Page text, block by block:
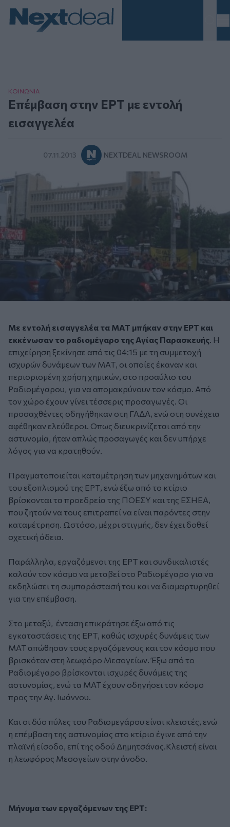
ΚΟΙΝΩΝΙΑ
Επέμβαση στην ΕΡΤ με εντολή
εισαγγελέα
07.11.2013 NEXTDEAL NEWSROOM
Με εντολή εισαγγελέα τα ΜΑΤ μπήκαν στην ΕΡΤ και
εκκένωσαν το ραδιομέγαρο της Αγίας Παρασκευής. Η
επιχείρηση ξεκίνησε από τις 04:15 με τη συμμετοχή
ισχυρών δυνάμεων των ΜΑΤ, οι οποίες έκαναν και
περιορισμένη χρήση χημικών, στο προαύλιο του
Ραδιομέγαρου, για να απομακρύνουν τον κόσμο. Από
τον χώρο έχουν γίνει τέσσερις προσαγωγές. Οι
προσαχθέντες οδηγήθηκαν στη ΓΑΔΑ, ενώ στη συνέχεια
αφέθηκαν ελεύθεροι. Οπως διευκρινίζεται από την
αστυνομία, ήταν απλώς προσαγωγές και δεν υπήρχε
λόγος για να κρατηθούν.
Πραγματοποιείται καταμέτρηση των μηχανημάτων και
του εξοπλισμού της ΕΡΤ, ενώ έξω από το κτίριο
βρίσκονται τα προεδρεία της ΠΟΕΣΥ και της ΕΣΗΕΑ,
που ζητούν να τους επιτραπεί να είναι παρόντες στην
καταμέτρηση. Ωστόσο, μέχρι στιγμής, δεν έχει δοθεί
σχετική άδεια.
Παράλληλα, εργαζόμενοι της ΕΡΤ και συνδικαλιστές
καλούν τον κόσμο να μεταβεί στο Ραδιομέγαρο για να
εκδηλώσει τη συμπαράστασή του και να διαμαρτυρηθεί
για την επέμβαση.
Στο μεταξύ, ένταση επικράτησε έξω από τις
εγκαταστάσεις της ΕΡΤ, καθώς ισχυρές δυνάμεις των
ΜΑΤ απώθησαν τους εργαζόμενους και τον κόσμο που
βρισκόταν στη λεωφόρο Μεσογείων. Έξω από το
Ραδιομέγαρο βρίσκονται ισχυρές δυνάμεις της
αστυνομίας, ενώ τα ΜΑΤ έχουν οδηγήσει τον κόσμο
προς την Αγ. Ιωάννου.
Και οι δύο πύλες του Ραδιομεγάρου είναι κλειστές, ενώ
η επέμβαση της αστυνομίας στο κτίριο έγινε από την
πλαϊνή είσοδο, επί της οδού Δημητσάνας.Κλειστή είναι
η λεωφόρος Μεσογείων στην άνοδο.
Μήνυμα των εργαζόμενων της ΕΡΤ: